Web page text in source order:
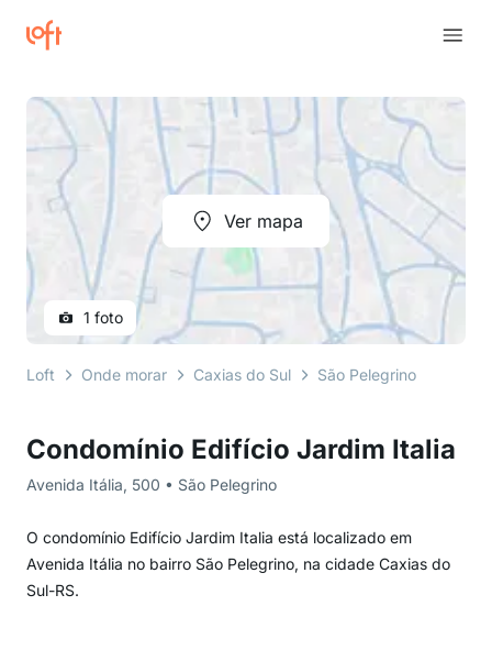
Condomínio Edifício Jardim Italia
Avenida Itália, 500 • São Pelegrino
O condomínio Edifício Jardim Italia está localizado em
Avenida Itália no bairro São Pelegrino, na cidade Caxias do
Sul-RS.
Ver mapa
1 foto
Loft Onde morar Caxias do Sul São Pelegrino